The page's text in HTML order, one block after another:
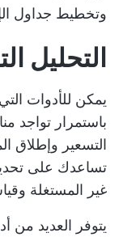
وتخطيط جداول
التحليل
يمكن للأدوات
باستمرار تواجد
التسعير وإطلاق
تساعدك على
غير المستغلة
يتوفر العديد من